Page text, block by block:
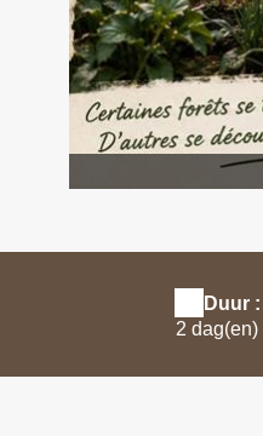
Duur :
2 dag(en)